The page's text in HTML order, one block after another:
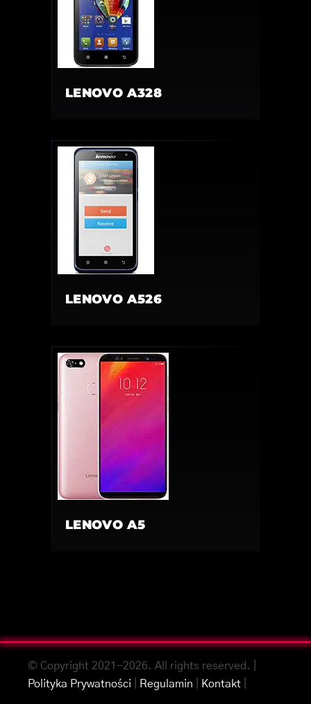
LENOVO A328
LENOVO A526
LENOVO A5
© Copyright 2021-2026. All rights reserved. |
Polityka Prywatności
Regulamin Kontakt